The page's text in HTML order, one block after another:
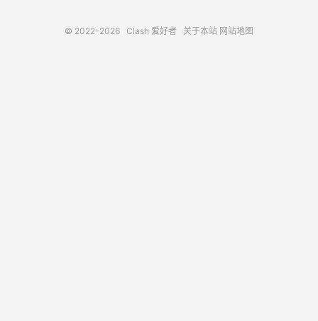
© 2022-2026 Clash 爱好者 关于本站 网站地图